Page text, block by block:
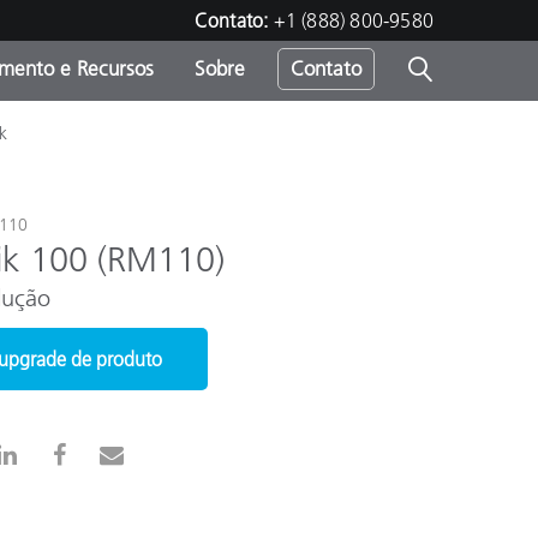
Contato: +1 (888) 800-9580
e Recursos Sobre Contato
100 (RM110)
de produto